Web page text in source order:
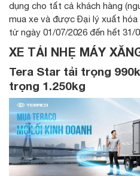
dụng cho tất cả khách hàng
mua xe và được Đại lý xuất
từ ngày 01/07/2026 đến hết 31/
XE TẢI NHẸ MÁY
Tera Star tải trọng
trọng 1.250kg